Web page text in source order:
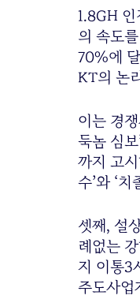
1.8GH
의 속도
70%에
KT의 논
이는 경
둑놈 심
까지 고
수’와 ‘
셋째, 설
례없는
지 이통3
주도사업